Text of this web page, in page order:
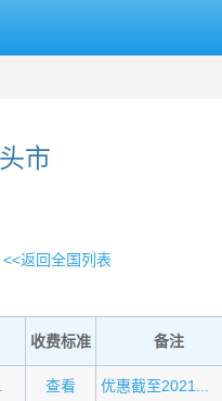
市
<<返回全国列表
收费标准 备注
查看 优惠截至2021...